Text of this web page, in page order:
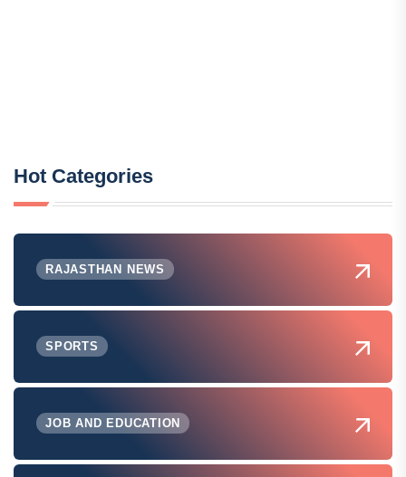
Hot Categories
RAJASTHAN NEWS
SPORTS
JOB AND EDUCATION